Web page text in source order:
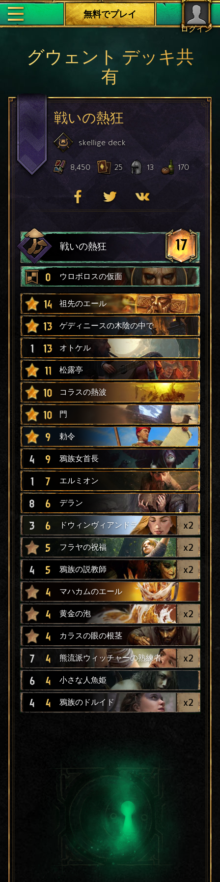
ログイン
無料でプレイ
グウェント デッキ共
有
戦いの熱狂
skellige deck
8,450 25 13 170
戦いの熱狂 17
0 ウロボロスの仮面
14 祖先のエール
13 ゲディニースの木陰の中で
1 13 オトケル
11 松露亭
10 コラスの熱波
10 門
9 勅令
4 9 鴉族女首長
1 7 エルミオン
8 6 デラン
3 6 ドウィンヴィアンドラ x2
5 フラヤの祝福 x2
4 5 鴉族の説教師 x2
4 マハカムのエール
4 黄金の泡 x2
4 カラスの眼の根茎
7 4 熊流派ウィッチャーの熟練者 x2
6 4 小さな人魚姫
4 4 鴉族のドルイド x2